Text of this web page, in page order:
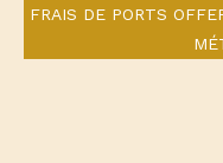
SkipFRAIS DE PORTS